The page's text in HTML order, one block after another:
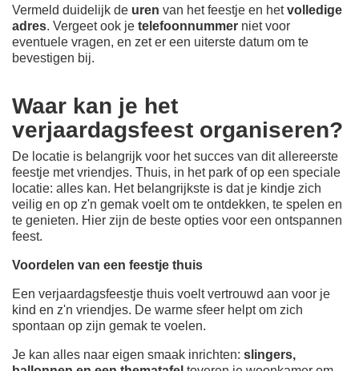
Vermeld duidelijk de uren van het feestje en hetvolledige
adres. Vergeet ook je telefoonnummer niet voor
eventuele vragen, en zet er een uiterste datum om te
bevestigen bij.
Waar kan je het
verjaardagsfeest organiseren?
De locatie is belangrijk voor het succes van dit allereerste
feestje met vriendjes. Thuis, in het park of op een speciale
locatie: alles kan. Het belangrijkste is dat je kindje zich
veilig en op z'n gemak voelt om te ontdekken, te spelen en
te genieten. Hier zijn de beste opties voor een ontspannen
feest.
Voordelen van een feestje thuis
Een verjaardagsfeestje thuis voelt vertrouwd aan voor je
kind en z'n vriendjes. De warme sfeer helpt om zich
spontaan op zijn gemak te voelen.
Je kan alles naar eigen smaak inrichten: slingers,